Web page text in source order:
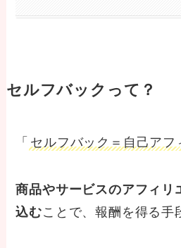
セルフバックって？
「 セルフバック＝自己アフ
商品やサービスのアフィリ
込むことで、報酬を得る手